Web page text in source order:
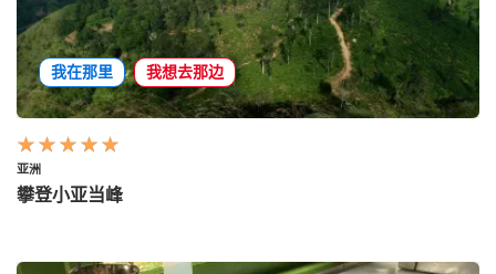
我在那里 我想去那边
亚洲
攀登小亚当峰